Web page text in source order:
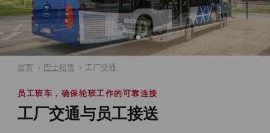
首页 巴士租赁 工厂交通
工厂交通与员工接送
员工班车，确保轮班工作的可靠连接